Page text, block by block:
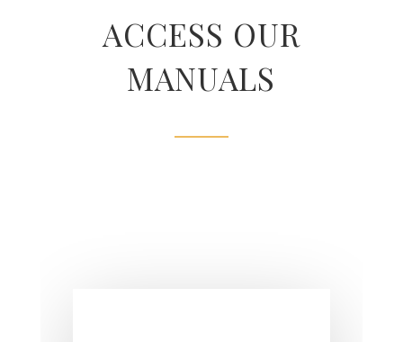
ACCESS OUR
MANUALS